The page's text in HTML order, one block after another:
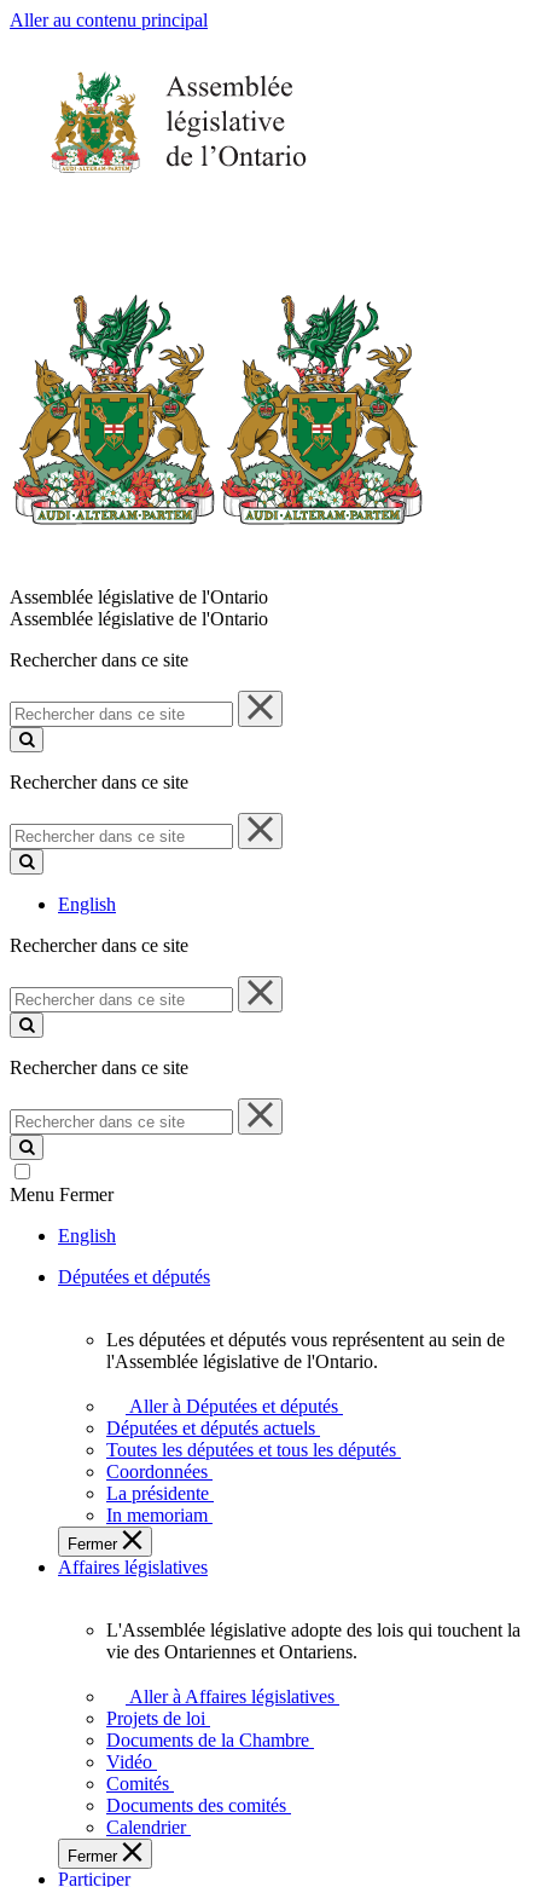
Aller au contenu principal
Assemblée législative de l'Ontario
Assemblée législative de l'Ontario
Rechercher dans ce site
Rechercher
dans
ce
Rechercher dans ce site
Rechercher
dans
ce
English
Rechercher dans ce site
Rechercher
dans
ce
Rechercher dans ce site
Rechercher
dans
ce
site
Menu Fermer
English
Députées et députés
députés
vous
représentent
sein
de
l'Assemblée
législative
l'Ontario.
Les députées et députés vous représentent au sein de
l'Assemblée législative de l'Ontario.
Aller à Députées et députés
Députées et députés actuels
Toutes les députées et tous les députés
Coordonnées
La présidente
In memoriam
Fermer
Affaires législatives
L'Assemblée
adopte
touchent
des
Ontariennes
L'Assemblée législative adopte des lois qui touchent la
vie des Ontariennes et Ontariens.
Aller à Affaires législatives
Projets de loi
Documents de la Chambre
Vidéo
Comités
Documents des comités
Calendrier
Fermer
Participer